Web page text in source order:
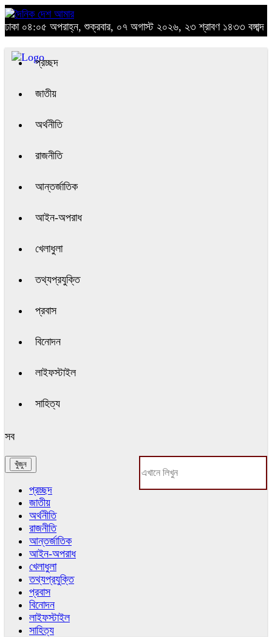
ঢাকা ০৪:০৫ অপরাহ্ন, শুক্রবার, ০৭ অগাস্ট ২০২৬, ২৩ শ্রাবণ ১৪৩৩ বঙ্গাব্দ
প্রচ্ছদ
জাতীয়
অর্থনীতি
রাজনীতি
আন্তর্জাতিক
আইন-অপরাধ
খেলাধুলা
তথ্যপ্রযুক্তি
প্রবাস
বিনোদন
লাইফস্টাইল
সাহিত্য
সব
প্রচ্ছদ
জাতীয়
অর্থনীতি
রাজনীতি
আন্তর্জাতিক
আইন-অপরাধ
খেলাধুলা
তথ্যপ্রযুক্তি
প্রবাস
বিনোদন
লাইফস্টাইল
সাহিত্য